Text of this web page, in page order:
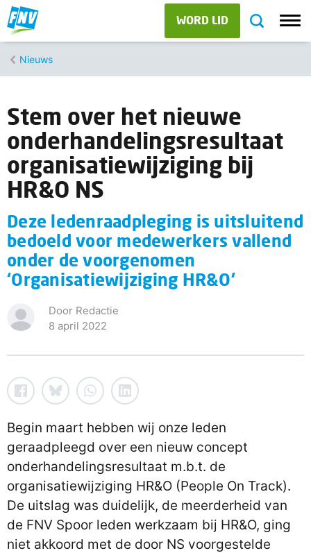
WORD LID
Nieuws
Stem over het nieuwe
onderhandelingsresultaat
organisatiewijziging bij
HR&O NS
Deze ledenraadpleging is uitsluitend
bedoeld voor medewerkers vallend
onder de voorgenomen
‘Organisatiewijziging HR&O’
Door Redactie
8 april 2022
Begin maart hebben wij onze leden
geraadpleegd over een nieuw concept
onderhandelingsresultaat m.b.t. de
organisatiewijziging HR&O (People On Track).
De uitslag was duidelijk, de meerderheid van
de FNV Spoor leden werkzaam bij HR&O, ging
niet akkoord met de door NS voorgestelde